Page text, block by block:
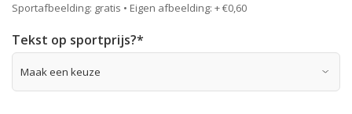
Sportafbeelding: gratis • Eigen afbeelding: + €0,60
Tekst op sportprijs?*